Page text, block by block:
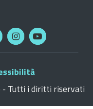
- Tutti i diritti riservati